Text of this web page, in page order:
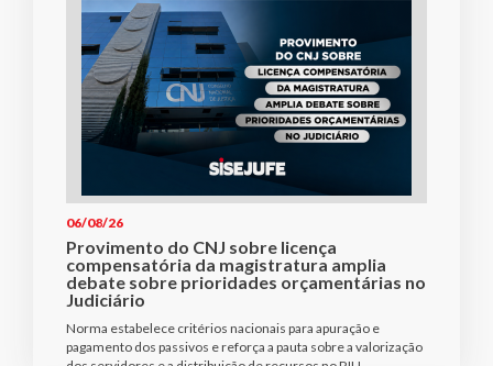
06/08/26
Provimento do CNJ sobre licença
compensatória da magistratura amplia
debate sobre prioridades orçamentárias no
Judiciário
Norma estabelece critérios nacionais para apuração e
pagamento dos passivos e reforça a pauta sobre a valorização